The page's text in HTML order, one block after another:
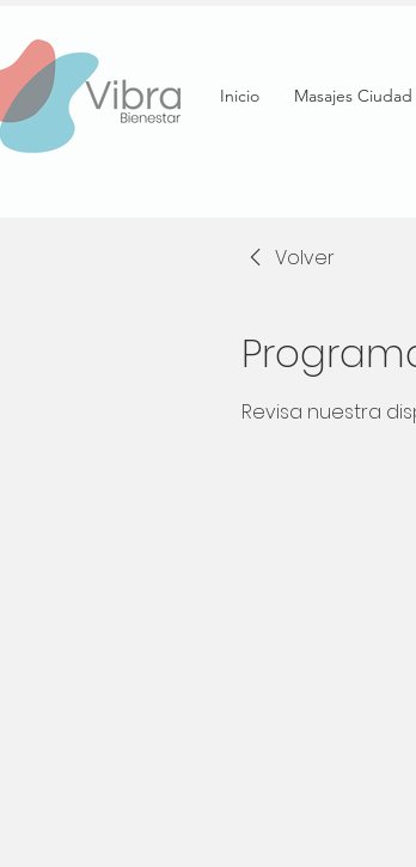
Inicio Masajes Ciudad
Volver
Revisa nuestra